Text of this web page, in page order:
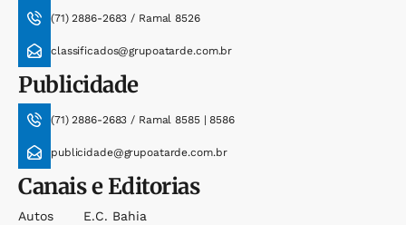
(71) 2886-2683 / Ramal 8526
classificados@grupoatarde.com.br
Publicidade
(71) 2886-2683 / Ramal 8585 | 8586
publicidade@grupoatarde.com.br
Canais e Editorias
Autos
E.c. Bahia